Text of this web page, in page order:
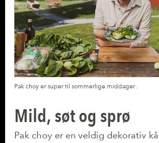
Pak choy er super til sommerlige middager .
Mild, søt og sprø
Pak choy er en veldig dekorativ